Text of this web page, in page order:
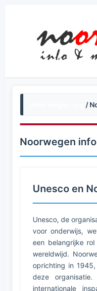
/
Noorwegen
Unesco en
Unesco, de
voor onderwijs,
een belangrijke
wereldwijd.
oprichting in
deze
internationale